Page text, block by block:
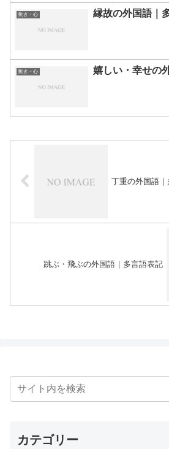
動き・心 縁故の外国語｜
動き・心 嬉しい・幸せの
丁重の外国語
跳ぶ・飛ぶの外国語｜多言語表記
カテゴリー